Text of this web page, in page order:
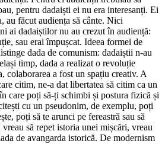
pentru dadaiști ei nu era interesanți. Ei
au făcut audiența să cânte. Nici
ai dadaiștilor nu au crezut în audiență:
sau erai împușcat. Ideea formei de
dada de comunism: dadaiștii n-au
timp, dada a realizat o revoluție
colaborarea a fost un spațiu creativ. A
citim, ne-a dat libertatea să citim ca un
care poți să-ți schimbi și postura fizică și
cu un pseudonim, de exemplu, poți
poți să te arunci pe fereastră sau să
să repet istoria unei mișcări, vreau
de avangarda istorică. De modernism